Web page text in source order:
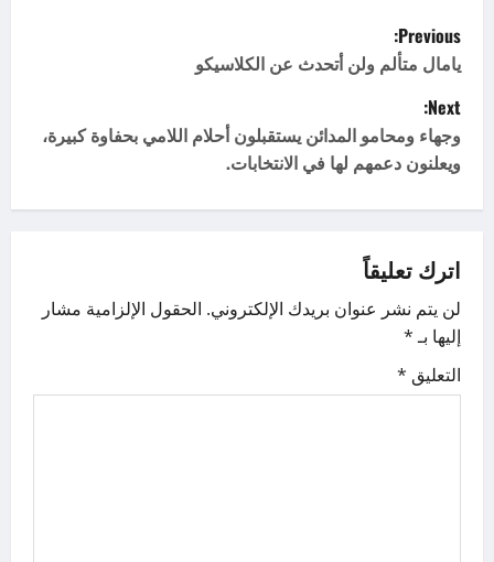
P
o
s
t
n
a
v
i
g
Previous:
يامال متألم ولن أتحدث عن الكلاسيكو
Next:
وجهاء ومحامو المدائن يستقبلون أحلام اللامي بحفاوة كبيرة،
ويعلنون دعمهم لها في الانتخابات.
اترك تعليقاً
لن يتم نشر عنوان بريدك الإلكتروني. الحقول الإلزامية مشار
إليها بـ*
التعليق *